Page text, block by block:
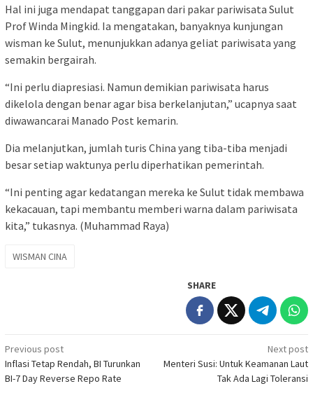
Hal ini juga mendapat tanggapan dari pakar pariwisata Sulut
Prof Winda Mingkid. Ia mengatakan, banyaknya kunjungan
wisman ke Sulut, menunjukkan adanya geliat pariwisata yang
semakin bergairah.
“Ini perlu diapresiasi. Namun demikian pariwisata harus
dikelola dengan benar agar bisa berkelanjutan,” ucapnya saat
diwawancarai Manado Post kemarin.
Dia melanjutkan, jumlah turis China yang tiba-tiba menjadi
besar setiap waktunya perlu diperhatikan pemerintah.
“Ini penting agar kedatangan mereka ke Sulut tidak membawa
kekacauan, tapi membantu memberi warna dalam pariwisata
kita,” tukasnya. (Muhammad Raya)
WISMAN CINA
SHARE
Post
navigation
Previous post
Inflasi Tetap Rendah, BI Turunkan
BI-7 Day Reverse Repo Rate
Next post
Menteri Susi: Untuk Keamanan Laut
Tak Ada Lagi Toleransi